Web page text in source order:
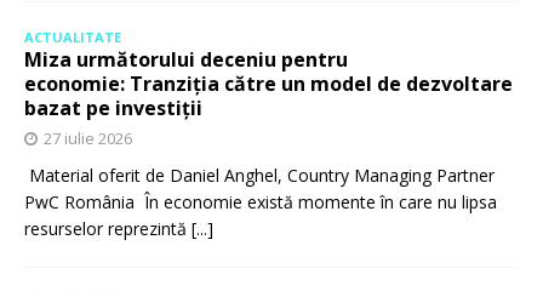
ACTUALITATE
Miza următorului deceniu pentru
economie: Tranziția către un model de dezvoltare
bazat pe investiții
27 iulie 2026
Material oferit de Daniel Anghel, Country Managing Partner
PwC România În economie există momente în care nu lipsa
resurselor reprezintă [...]